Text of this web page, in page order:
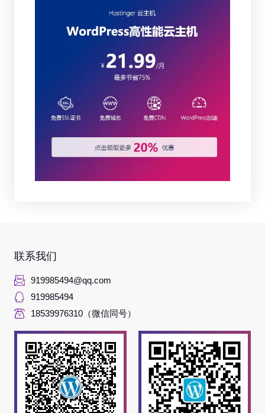
联系我们
919985494@qq.com
919985494
18539976310（微信同号）